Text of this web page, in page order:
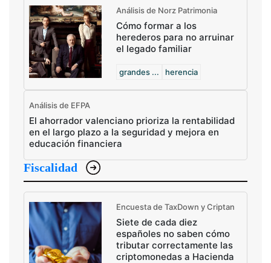
Análisis de Norz Patrimonia
Cómo formar a los
herederos para no arruinar
el legado familiar
grandes ... herencia
Análisis de EFPA
El ahorrador valenciano prioriza la rentabilidad
en el largo plazo a la seguridad y mejora en
educación financiera
Fiscalidad
Encuesta de TaxDown y Criptan
Siete de cada diez
españoles no saben cómo
tributar correctamente las
criptomonedas a Hacienda